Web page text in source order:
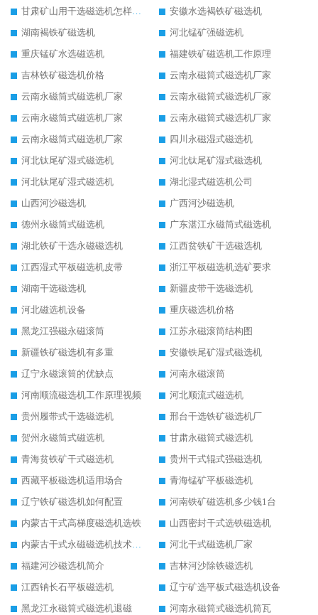
甘肃矿山用干选磁选机怎样调磁
安徽水选褐铁矿磁选机
湖南褐铁矿磁选机
河北锰矿强磁选机
重庆锰矿水选磁选机
福建铁矿磁选机工作原理
吉林铁矿磁选机价格
云南永磁筒式磁选机厂家
云南永磁筒式磁选机厂家
云南永磁筒式磁选机厂家
云南永磁筒式磁选机厂家
云南永磁筒式磁选机厂家
云南永磁筒式磁选机厂家
四川永磁湿式磁选机
河北钛尾矿湿式磁选机
河北钛尾矿湿式磁选机
河北钛尾矿湿式磁选机
湖北湿式磁选机公司
山西河沙磁选机
广西河沙磁选机
德州永磁筒式磁选机
广东湛江永磁筒式磁选机
湖北铁矿干选永磁磁选机
江西贫铁矿干选磁选机
江西湿式平板磁选机皮带
浙江平板磁选机选矿要求
湖南干选磁选机
新疆皮带干选磁选机
河北磁选机设备
重庆磁选机价格
黑龙江强磁永磁滚筒
江苏永磁滚筒结构图
新疆铁矿磁选机有多重
安徽铁尾矿湿式磁选机
辽宁永磁滚筒的优缺点
河南永磁滚筒
河南顺流磁选机工作原理视频
河北顺流式磁选机
贵州履带式干选磁选机
邢台干选铁矿磁选机厂
贺州永磁筒式磁选机
甘肃永磁筒式磁选机
青海贫铁矿干式磁选机
贵州干式辊式强磁选机
西藏平板磁选机适用场合
青海锰矿平板磁选机
辽宁铁矿磁选机如何配置
河南铁矿磁选机多少钱1台
内蒙古干式高梯度磁选机选铁
山西密封干式选铁磁选机
内蒙古干式永磁磁选机技术要求
河北干式磁选机厂家
福建河沙磁选机简介
吉林河沙除铁磁选机
江西钠长石平板磁选机
辽宁矿选平板式磁选机设备
黑龙江永磁筒式磁选机退磁
河南永磁筒式磁选机筒瓦